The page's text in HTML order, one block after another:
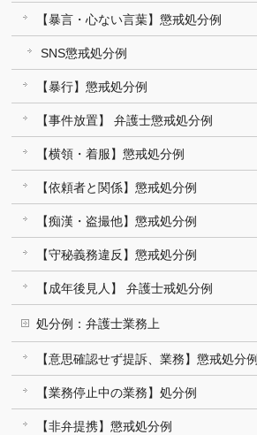
【暴言・心ない言葉】懲戒処分例
SNS懲戒処分例
【暴行】懲戒処分例
【事件放置】 弁護士懲戒処分例
【横領・着服】懲戒処分例
【依頼者と関係】懲戒処分例
【痴漢・盗撮他】懲戒処分例
【守秘義務違反】懲戒処分例
【成年後見人】 弁護士戒処分例
処分例：弁護士業務上
【意思確認せず提訴、業務】懲戒処分例
【業務停止中の業務】処分例
【非弁提携】懲戒処分例